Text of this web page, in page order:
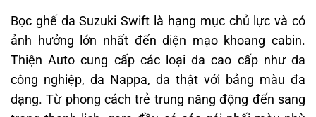
Bọc ghế da Suzuki Swift là hạng mục chủ lực và có
ảnh hưởng lớn nhất đến diện mạo khoang cabin.
Thiện Auto cung cấp các loại da cao cấp như da
công nghiệp, da Nappa, da thật với bảng màu đa
dạng. Từ phong cách trẻ trung năng động đến sang